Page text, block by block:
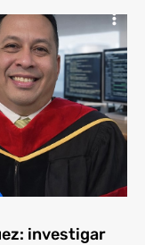
investigar